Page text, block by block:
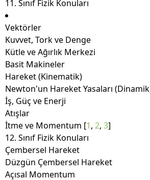
11. Sınıf Fizik Konuları
Vektörler
Kuvvet, Tork ve Denge
Kütle ve Ağırlık Merkezi
Basit Makineler
Hareket (Kinematik)
Newton'un Hareket Yasaları
İş, Güç ve Enerji
Atışlar
İtme ve Momentum [1, 2, 3]
12. Sınıf Fizik Konuları
Çembersel Hareket
Düzgün Çembersel Hareket
Açısal Momentum